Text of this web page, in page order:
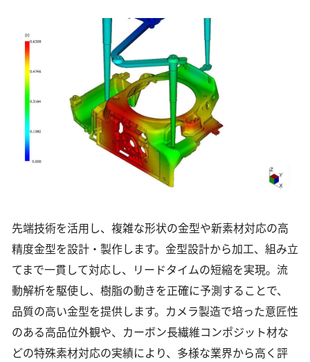
先端技術を活用し、複雑な形状の金型や新素材対応の高
精度金型を設計・製作します。金型設計から加工、組み立
てまで一貫して対応し、リードタイムの短縮を実現。流
動解析を駆使し、樹脂の動きを正確に予測することで、
品質の高い金型を提供します。カメラ製造で培った意匠性
のある高品位外観や、カーボン長繊維コンポジット材な
どの特殊素材対応の実績により、多様な業界から高く評